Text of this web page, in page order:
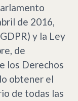
de 2016,
y la Ley
de
los Derechos
obtener el
de todas las